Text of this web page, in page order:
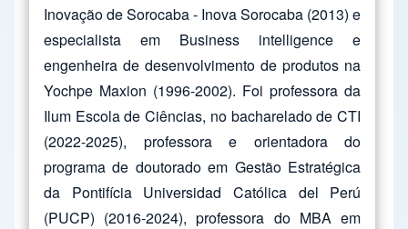
Inovação de Sorocaba - Inova Sorocaba (2013) e
especialista em Business intelligence e
engenheira de desenvolvimento de produtos na
Yochpe Maxion (1996-2002). Foi professora da
Ilum Escola de Ciências, no bacharelado de CTI
(2022-2025), professora e orientadora do
programa de doutorado em Gestão Estratégica
da Pontifícia Universidad Católica del Perú
(PUCP) (2016-2024), professora do MBA em